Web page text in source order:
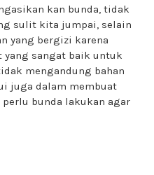
kan bunda, tidak
sulit kita jumpai, selain
yang bergizi karena
yang sangat baik untuk
mengandung bahan
juga dalam membuat
bunda lakukan agar